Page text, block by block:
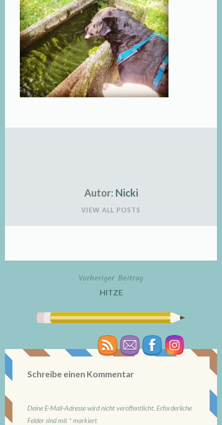
Autor: Nicki
VIEW ALL POSTS
BeitragsnavigationVorheriger Beitrag
HITZE
Schreibe einen Kommentar
Deine E-Mail-Adresse wird nicht veröffentlicht. Erforderliche
Felder sind mit *markiert